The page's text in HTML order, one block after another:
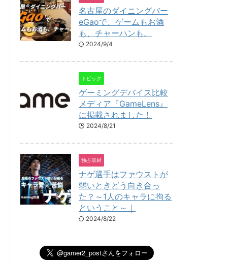
名古屋のダイニングバー
eGaoで、ゲームもお酒
も、チャーハンも。
2024/9/4
トピック
ゲーミングデバイス比較
メディア『GameLens』
に掲載されました！
2024/8/21
独占取材
ナゲ選手はファウストが
弱いときどう向き合っ
た？～1人のキャラに拘る
ということ～｜
2024/8/22